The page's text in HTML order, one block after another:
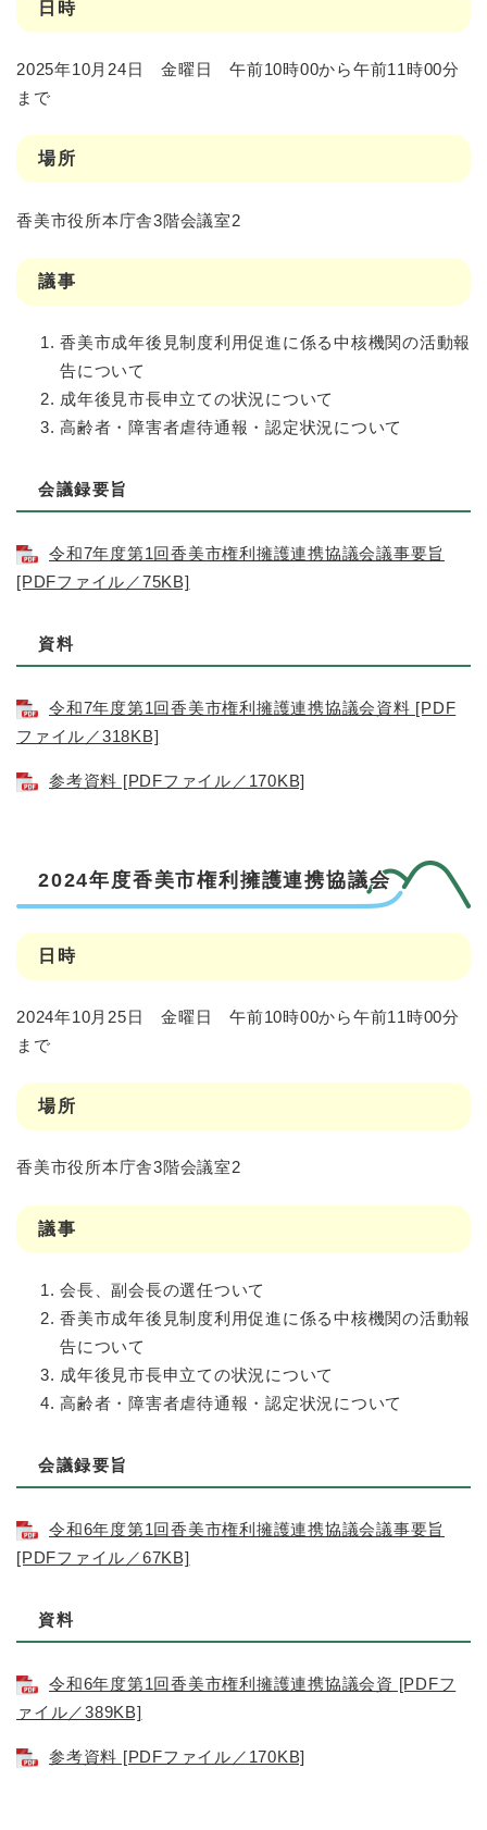
日時
2025年10月24日 金曜日 午前10時00から午前11時00分
まで
場所
香美市役所本庁舎3階会議室2
議事
香美市成年後見制度利用促進に係る中核機関の活動報
告について
成年後見市長申立ての状況について
高齢者・障害者虐待通報・認定状況について
会議録要旨
令和7年度第1回香美市権利擁護連携協議会議事要旨
[PDFファイル／75KB]
資料
令和7年度第1回香美市権利擁護連携協議会資料 [PDF
ファイル／318KB]
参考資料 [PDFファイル／170KB]
2024年度香美市権利擁護連携協議会
日時
2024年10月25日 金曜日 午前10時00から午前11時00分
まで
場所
香美市役所本庁舎3階会議室2
議事
会長、副会長の選任ついて
香美市成年後見制度利用促進に係る中核機関の活動報
告について
成年後見市長申立ての状況について
高齢者・障害者虐待通報・認定状況について
会議録要旨
令和6年度第1回香美市権利擁護連携協議会議事要旨
[PDFファイル／67KB]
資料
令和6年度第1回香美市権利擁護連携協議会資 [PDFフ
ァイル／389KB]
参考資料 [PDFファイル／170KB]